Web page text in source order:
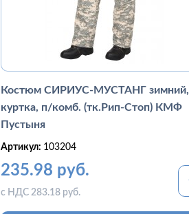
Костюм СИРИУС-МУСТАНГ зимний,
куртка, п/комб. (тк.Рип-Стоп) КМФ
Пустыня
Артикул: 103204
235.98 руб.
с НДС 283.18 руб.